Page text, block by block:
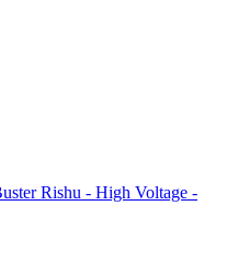
Rishu - High Voltage -